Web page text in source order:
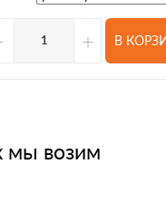
+ В
мы возим